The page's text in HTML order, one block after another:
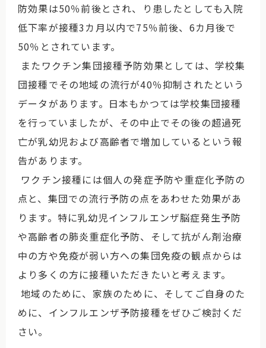
防効果は50％前後とされ、り患したとしても入院
低下率が接種3カ月以内で75％前後、6カ月後で
50％とされています。
またワクチン集団接種予防効果としては、学校集
団接種でその地域の流行が40％抑制されたという
データがあります。日本もかつては学校集団接種
を行っていましたが、その中止でその後の超過死
亡が乳幼児および高齢者で増加しているという報
告があります。
ワクチン接種には個人の発症予防や重症化予防の
点と、集団での流行予防の点をあわせた効果があ
ります。特に乳幼児インフルエンザ脳症発生予防
や高齢者の肺炎重症化予防、そして抗がん剤治療
中の方や免疫が弱い方への集団免疫の観点からは
より多くの方に接種いただきたいと考えます。
地域のために、家族のために、そしてご自身のた
めに、インフルエンザ予防接種をぜひご検討くだ
さい。